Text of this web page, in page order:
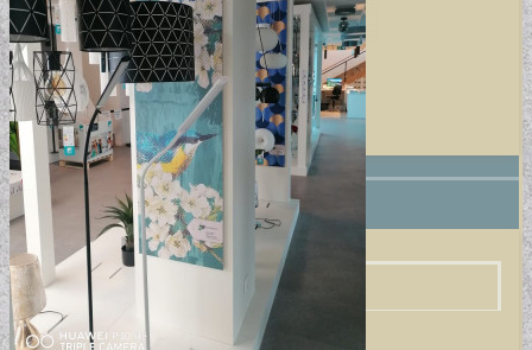
+
POSZTER/VÁSZONKÉP
EGYEDI FOTOGRÁFIÁK